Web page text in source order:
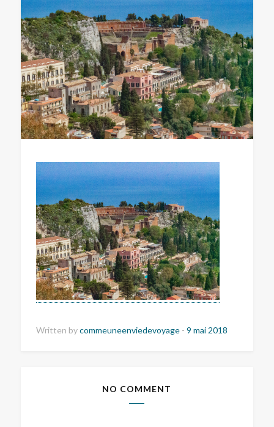
Written bycommeuneenviedevoyage - 9 mai 2018
NO COMMENT